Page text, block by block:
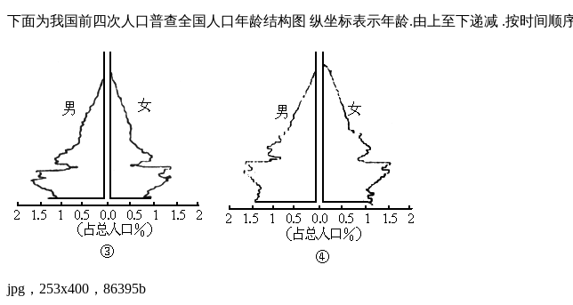
下面为我国前四次人口普查全国人口年龄结构图 纵坐标表示年龄.由上至下递减 .按
jpg，253x400，86395b